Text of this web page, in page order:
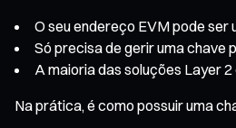
O seu endereço EVM pode ser
Só precisa de gerir uma chave
A maioria das soluções Layer
Na prática, é como possuir uma